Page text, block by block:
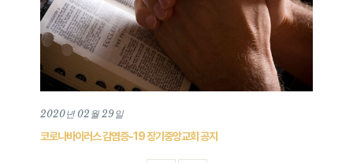
2020년 02월 29일
코로나바이러스 감염증-19 장기중앙교회 공지